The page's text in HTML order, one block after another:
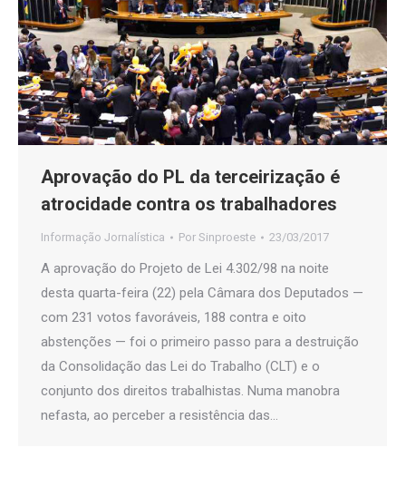
Aprovação do PL da terceirização é
atrocidade contra os trabalhadores
Informação Jornalística Por Sinproeste 23/03/2017
A aprovação do Projeto de Lei 4.302/98 na noite
desta quarta-feira (22) pela Câmara dos Deputados —
com 231 votos favoráveis, 188 contra e oito
abstenções — foi o primeiro passo para a destruição
da Consolidação das Lei do Trabalho (CLT) e o
conjunto dos direitos trabalhistas. Numa manobra
nefasta, ao perceber a resistência das…